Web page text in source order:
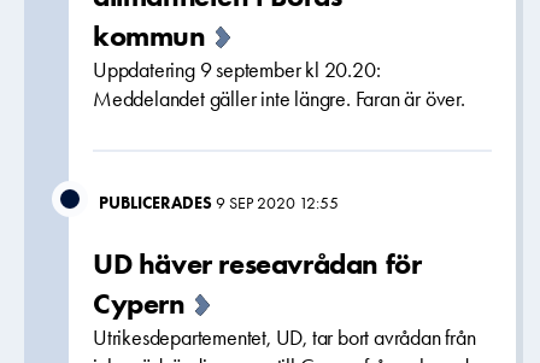
kommun
Uppdatering 9 september kl 20.20:
Meddelandet gäller inte längre. Faran är över.
PUBLICERADES9 SEP 2020 12:55
UD häver reseavrådan för
Cypern
Utrikesdepartementet, UD, tar bort avrådan från